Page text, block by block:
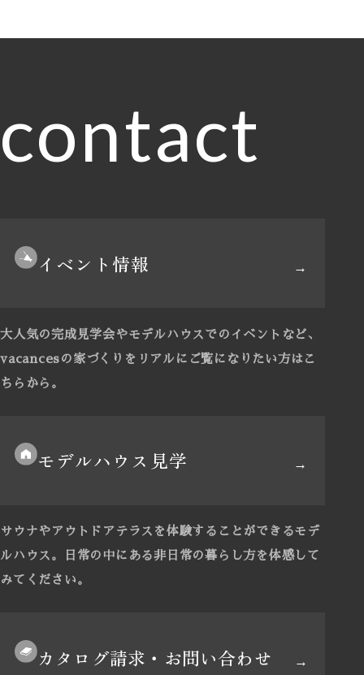
contact
イベント情報
大人気の完成見学会やモデルハウスでのイベントなど、
vacancesの家づくりをリアルにご覧になりたい方はこ
ちらから。
モデルハウス見学
サウナやアウトドアテラスを体験することができるモデ
ルハウス。
日常の中にある非日常の暮らし方を体感して
みてください。
カタログ請求・お問い合わせ